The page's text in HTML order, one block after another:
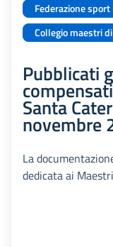
Federazione
Collegio maestri
Pubblicati
Santa
novembre
La
dedicata ai